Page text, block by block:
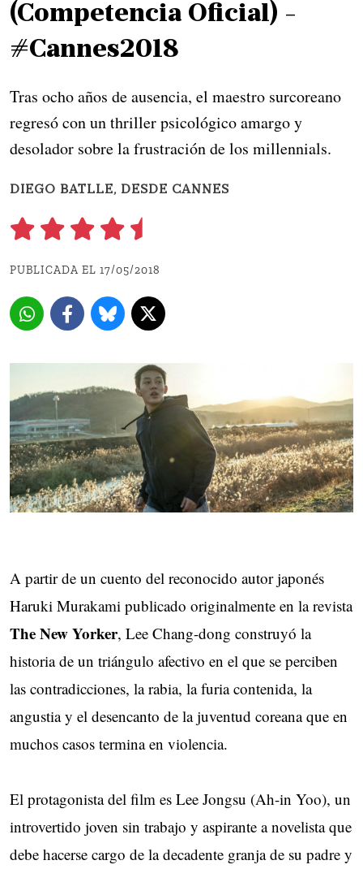
(Competencia Oficial) -
#Cannes2018
Tras ocho años de ausencia, el maestro surcoreano
regresó con un thriller psicológico amargo y
desolador sobre la frustración de los millennials.
DIEGO BATLLE, DESDE CANNES
PUBLICADA EL 17/05/2018
A partir de un cuento del reconocido autor japonés
Haruki Murakami publicado originalmente en la revista
The New Yorker, Lee Chang-dong construyó la
historia de un triángulo afectivo en el que se perciben
las contradicciones, la rabia, la furia contenida, la
angustia y el desencanto de la juventud coreana que en
muchos casos termina en violencia.
El protagonista del film es Lee Jongsu (Ah-in Yoo), un
introvertido joven sin trabajo y aspirante a novelista que
debe hacerse cargo de la decadente granja de su padre y